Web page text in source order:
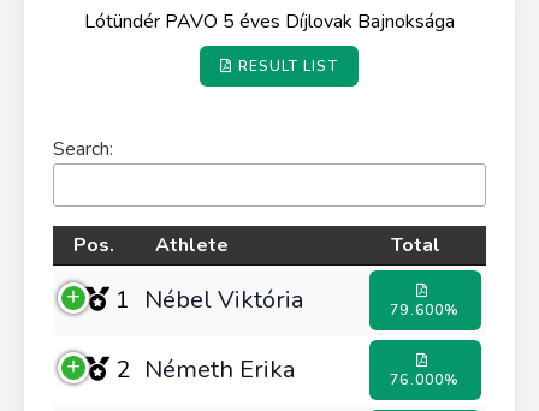
Lótündér PAVO 5 éves Díjlovak Bajnoksága
RESULT LIST
Search:
Pos. Athlete Total
1 Nébel Viktória 79.600%
2 Németh Erika 76.000%